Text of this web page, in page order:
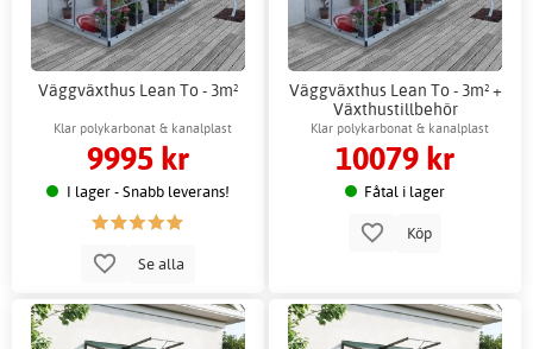
Väggväxthus Lean To - 3m²
Klar polykarbonat & kanalplast
9995 kr
I lager - Snabb leverans!
Se alla
Väggväxthus Lean To - 3m² +
Växthustillbehör
Klar polykarbonat & kanalplast
10079 kr
Fåtal i lager
Köp